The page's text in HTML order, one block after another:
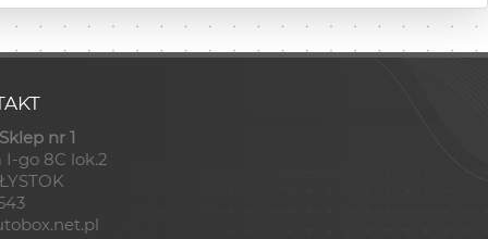
nr 1
I-go 8C lok.2